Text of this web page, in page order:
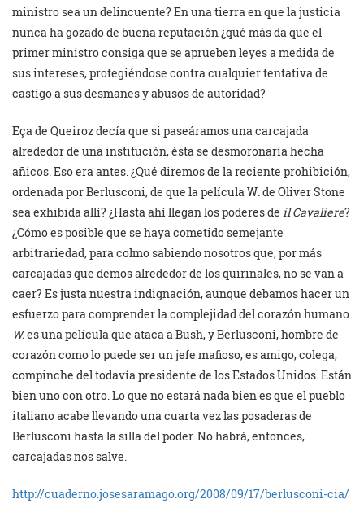
ministro sea un delincuente? En una tierra en que la justicia
nunca ha gozado de buena reputación ¿qué más da que el
primer ministro consiga que se aprueben leyes a medida de
sus intereses, protegiéndose contra cualquier tentativa de
castigo a sus desmanes y abusos de autoridad?
Eça de Queiroz decía que si paseáramos una carcajada
alrededor de una institución, ésta se desmoronaría hecha
añicos. Eso era antes. ¿Qué diremos de la reciente prohibición,
ordenada por Berlusconi, de que la película W.de Oliver Stone
sea exhibida allí? ¿Hasta ahí llegan los poderes de il Cavaliere?
¿Cómo es posible que se haya cometido semejante
arbitrariedad, para colmo sabiendo nosotros que, por más
carcajadas que demos alrededor de los quirinales, no se van a
caer? Es justa nuestra indignación, aunque debamos hacer un
esfuerzo para comprender la complejidad del corazón humano.
W.es una película que ataca a Bush, y Berlusconi, hombre de
corazón como lo puede ser un jefe mafioso, es amigo, colega,
compinche del todavía presidente de los Estados Unidos. Están
bien uno con otro. Lo que no estará nada bien es que el pueblo
italiano acabe llevando una cuarta vez las posaderas de
Berlusconi hasta la silla del poder. No habrá, entonces,
carcajadas nos salve.
http://cuaderno.josesaramago.org/2008/09/17/berlusconi-cia/